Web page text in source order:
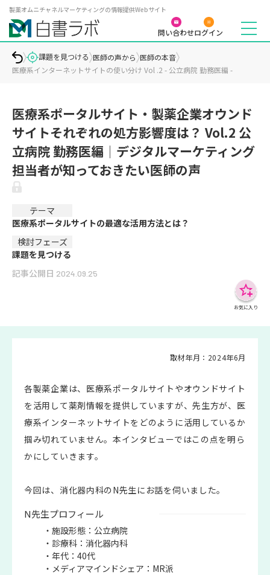
製薬オムニチャネルマーケティングの情報提供Webサイト
問い合わせログイン
課題を見つける 医師の声から 医師の本音
医療系インターネットサイトの使い分け Vol .2 - 公立病院 勤務医編 -
医療系ポータルサイト・製薬企業オウンド
サイトそれぞれの処方影響度は？ Vol.2 公
立病院 勤務医編│デジタルマーケティング
担当者が知っておきたい医師の声
テーマ
医療系ポータルサイトの最適な活用方法とは？
検討フェーズ
課題を見つける
記事公開日 2024.09.25
お気に入り
取材年月：2024年6月
各製薬企業は、医療系ポータルサイトやオウンドサイト
を活用して薬剤情報を提供していますが、先生方が、医
療系インターネットサイトをどのように活用しているか
掴み切れていません。本インタビューではこの点を明ら
かにしていきます。
今回は、消化器内科のN先生にお話を伺いました。
N先生プロフィール
・施設形態：公立病院
・診療科：消化器内科
・年代：40代
・メディアマインドシェア：MR派